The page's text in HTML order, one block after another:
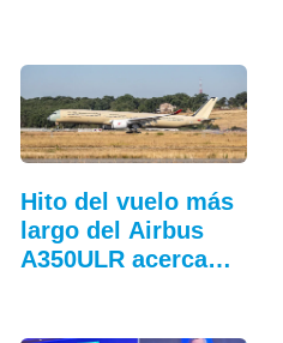
Hito del vuelo más
largo del Airbus
A350ULR acerca…